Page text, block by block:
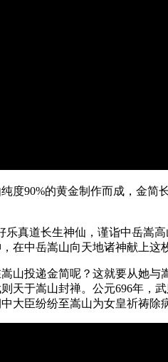
90%的黄金制作而成，金简长
道长生神仙，谨诣中岳嵩高
在中岳嵩山向天地诸神献上这
投递金简呢？这就要从她与
天于嵩山封禅。公元696年，
大臣纷纷至嵩山为女皇祈祷